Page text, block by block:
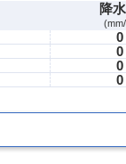
降
0
0
0
0